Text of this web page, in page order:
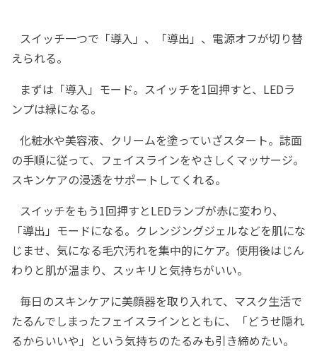
スイッチ一つで「導入」、「導出」、電源オフが切り替
えられる。
まずは「導入」モード。スイッチを1回押すと、LEDラ
ンプは緑になる。
化粧水や美容液、クリームを塗っていざスタート。誌面
の手順に従って、フェイスラインをやさしくマッサージ。
スキンケアの浸透をサポートしてくれる。
スイッチをもう1回押すとLEDランプが赤に変わり、
「導出」モードになる。クレンジングジェルなどを肌にな
じませ、気になる毛穴汚れを集中的にケア。使用後はじん
わりと肌が温まり、スッキリと気持ちがいい。
毎日のスキンケアに美顔器を取り入れて、マスク生活で
たるんでしまったフェイスラインとともに、「どうせ隠れ
るからいいや」という気持ちのたるみも引き締めたい。